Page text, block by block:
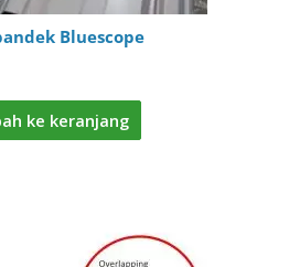
Bluescope
ke keranjang